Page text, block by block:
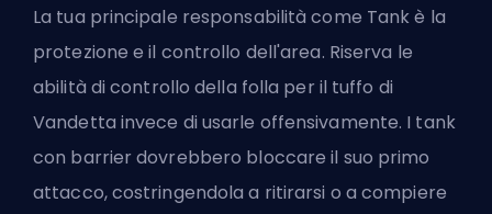
La tua principale responsabilità come Tank è la
protezione e il controllo dell'area. Riserva le
abilità di controllo della folla per il tuffo di
Vandetta invece di usarle offensivamente. I tank
con barrier dovrebbero bloccare il suo primo
attacco, costringendola a ritirarsi o a compiere